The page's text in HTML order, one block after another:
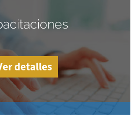
detalles